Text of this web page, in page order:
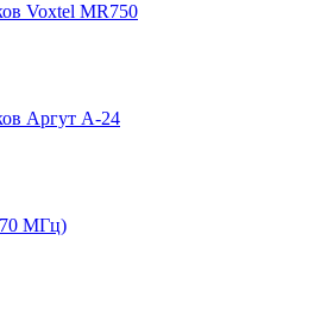
Voxtel MR750
Аргут А-24
МГц)